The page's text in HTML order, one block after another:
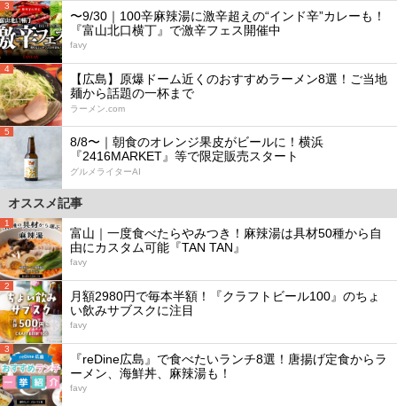
3
〜9/30｜100辛麻辣湯に激辛超えの“インド辛”カレーも！
『富山北口横丁』で激辛フェス開催中
favy
4
【広島】原爆ドーム近くのおすすめラーメン8選！ご当地
麺から話題の一杯まで
ラーメン.com
5
8/8〜｜朝食のオレンジ果皮がビールに！横浜
『2416MARKET』等で限定販売スタート
グルメライターAI
オススメ記事
1
富山｜一度食べたらやみつき！麻辣湯は具材50種から自
由にカスタム可能『TAN TAN』
favy
2
月額2980円で毎本半額！『クラフトビール100』のちょ
い飲みサブスクに注目
favy
3
『reDine広島』で食べたいランチ8選！唐揚げ定食からラ
ーメン、海鮮丼、麻辣湯も！
favy